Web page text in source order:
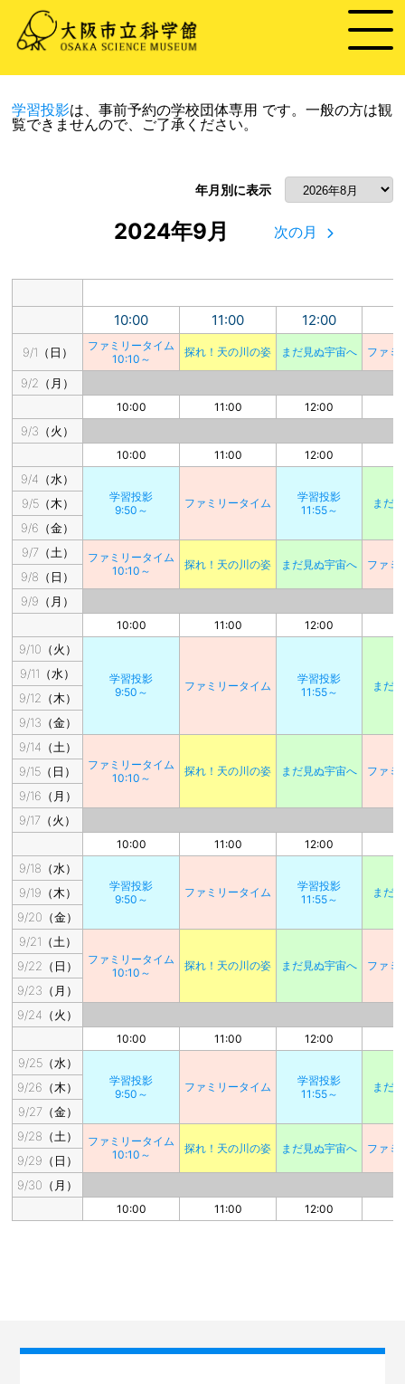
学習投影は、事前予約の学校団体専用 です。一般の方は観
覧できませんので、ご了承ください。
年月別に表示
2024年9月 次の月
10:00 11:00 12:00
9/1（日）
ファミリータイム
10:10～
探れ！天の川の姿 まだ見ぬ宇宙へ ファミ
9/2（月）
10:00 11:00 12:00
9/3（火）
10:00 11:00 12:00
9/4（水）
学習投影
9:50～
ファミリータイム
学習投影
11:55～
まだ
9/5（木）
9/6（金）
9/7（土）
ファミリータイム
10:10～
探れ！天の川の姿 まだ見ぬ宇宙へ ファミ
9/8（日）
9/9（月）
10:00 11:00 12:00
9/10（火）
学習投影
9:50～
ファミリータイム
学習投影
11:55～
まだ
9/11（水）
9/12（木）
9/13（金）
9/14（土）
ファミリータイム
10:10～
探れ！天の川の姿 まだ見ぬ宇宙へ ファミ
9/15（日）
9/16（月）
9/17（火）
10:00 11:00 12:00
9/18（水）
学習投影
9:50～
ファミリータイム
学習投影
11:55～
まだ
9/19（木）
9/20（金）
9/21（土）
ファミリータイム
10:10～
探れ！天の川の姿 まだ見ぬ宇宙へ ファミ
9/22（日）
9/23（月）
9/24（火）
10:00 11:00 12:00
9/25（水）
学習投影
9:50～
ファミリータイム
学習投影
11:55～
まだ
9/26（木）
9/27（金）
9/28（土）
ファミリータイム
10:10～
探れ！天の川の姿 まだ見ぬ宇宙へ ファミ
9/29（日）
9/30（月）
10:00 11:00 12:00